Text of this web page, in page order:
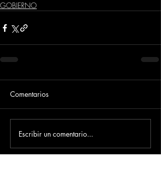
GOBIERNO
Comentarios
Escribir un comentario...